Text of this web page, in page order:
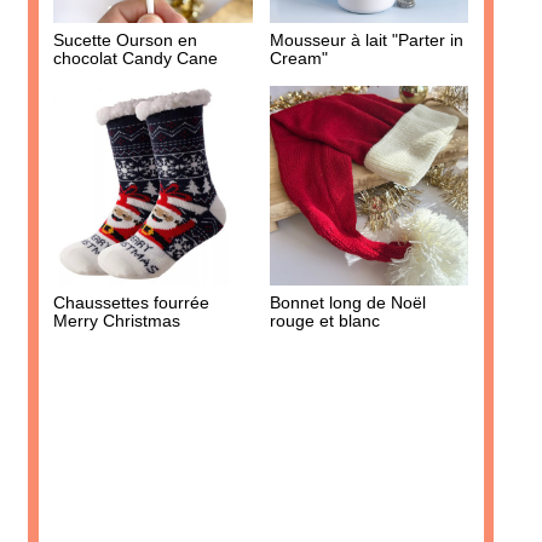
Sucette Ourson en
chocolat Candy Cane
Mousseur à lait "Parter in
Cream"
Chaussettes fourrée
Merry Christmas
Bonnet long de Noël
rouge et blanc
AJOUTER À MA BOX
Sucre aromatisé - Pomme
Moutarde artisanale aux
Cèpes du Périgord
4.40 €